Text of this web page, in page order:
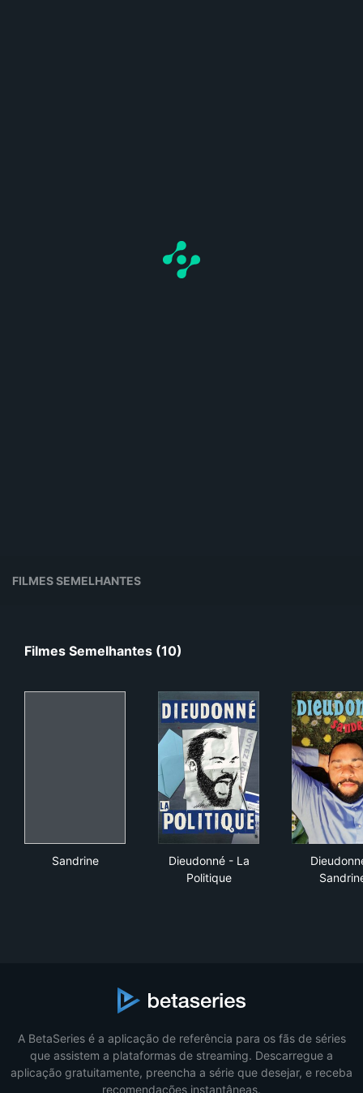
FILMES SEMELHANTES
Filmes Semelhantes (10)
Sandrine
Dieudonné - La
Politique
A BetaSeries é a aplicação de referência para os fãs de séries
que assistem a plataformas de streaming. Descarregue a
aplicação gratuitamente, preencha a série que desejar, e receba
recomendações instantâneas.